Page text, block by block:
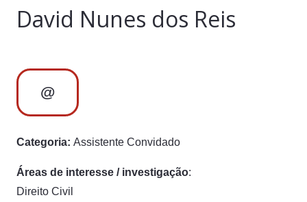
David Nunes dos Reis
@
Categoria: Assistente Convidado
Áreas de interesse / investigação:
Direito Civil